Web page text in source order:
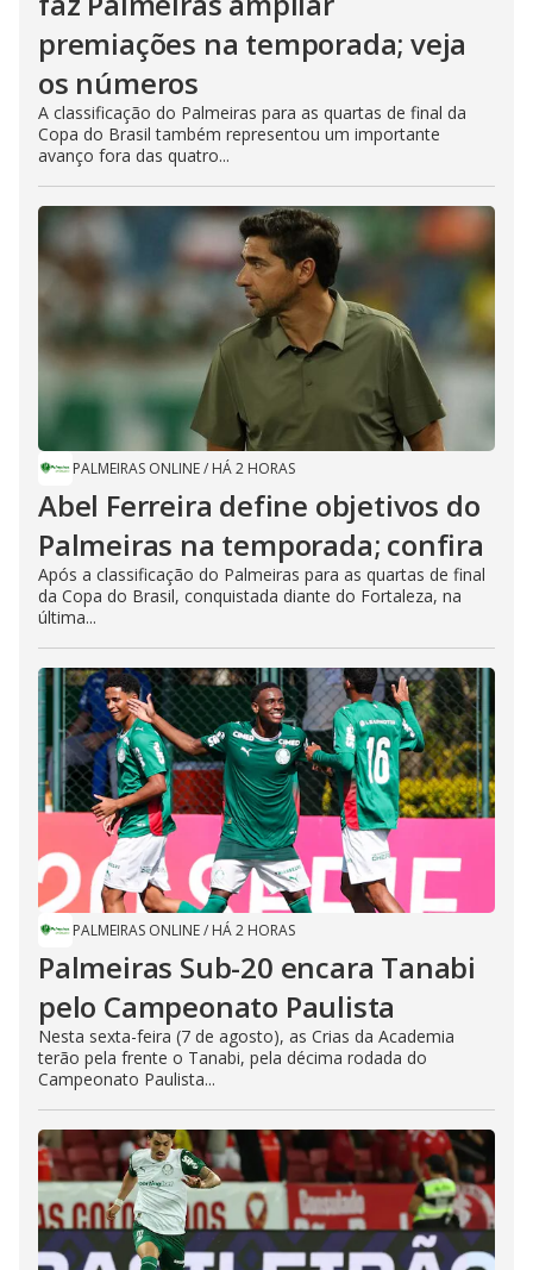
premiações na temporada; veja
os números
A classificação do Palmeiras para as quartas de final da
Copa do Brasil também representou um importante
avanço fora das quatro...
PALMEIRAS ONLINE/ HÁ 2 HORAS
Abel Ferreira define objetivos do
Palmeiras na temporada; confira
Após a classificação do Palmeiras para as quartas de final
da Copa do Brasil, conquistada diante do Fortaleza, na
última...
PALMEIRAS ONLINE/ HÁ 2 HORAS
Palmeiras Sub-20 encara Tanabi
pelo Campeonato Paulista
Nesta sexta-feira (7 de agosto), as Crias da Academia
terão pela frente o Tanabi, pela décima rodada do
Campeonato Paulista...